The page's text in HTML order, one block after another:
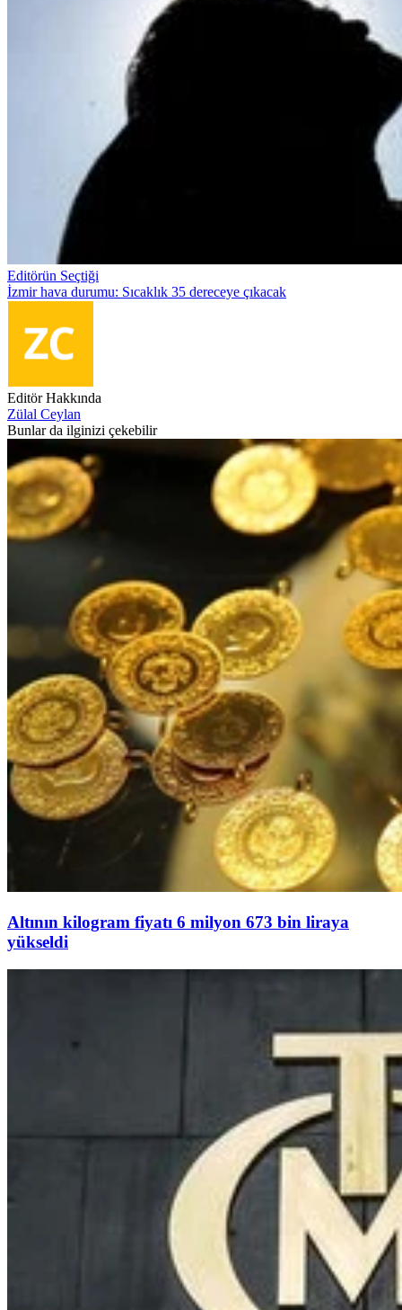
Editörün Seçtiği
İzmir hava durumu: Sıcaklık 35 dereceye çıkacak
Editör Hakkında
Zülal Ceylan
Bunlar da ilginizi çekebilir
Altının kilogram fiyatı 6 milyon 673 bin liraya
yükseldi